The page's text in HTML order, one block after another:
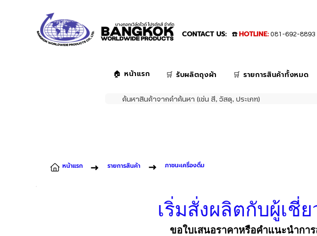
CONTACT US: ☎️ HOTLINE: 081-692-8893
🏠 หน้าแรก 🛒 รับผลิตถุงผ้า 🛒 รายการสินค้าทั้งหมด
ค้นหาสินค้าจากคำค้นหา (เช่น สี, วัสดุ, ประเภท)
หน้าแรก รายการสินค้า ภาชนะเครื่องดื่ม
เริ่มสั่งผลิตกับผู้เชี่
ขอใบเสนอราคาหรือคำแนะนำกา